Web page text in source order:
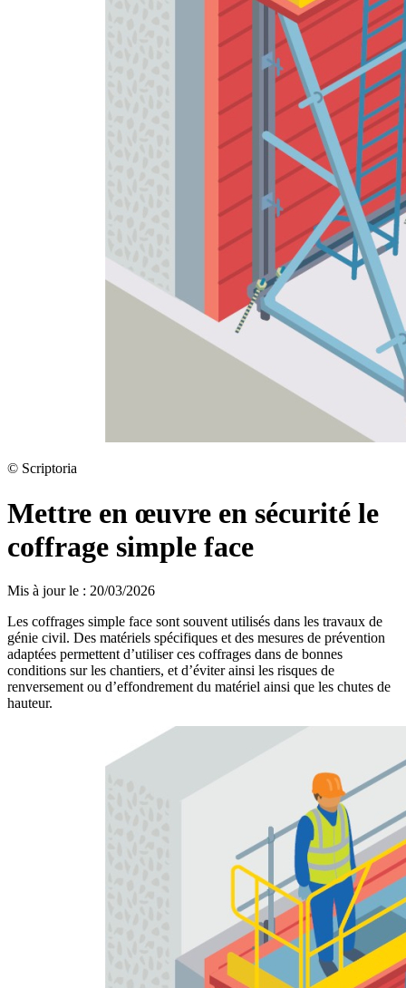
© Scriptoria
Mettre en œuvre en sécurité le
coffrage simple face
Mis à jour le : 20/03/2026
Les coffrages simple face sont souvent utilisés dans les travaux de
génie civil. Des matériels spécifiques et des mesures de prévention
adaptées permettent d’utiliser ces coffrages dans de bonnes
conditions sur les chantiers, et d’éviter ainsi les risques de
renversement ou d’effondrement du matériel ainsi que les chutes de
hauteur.